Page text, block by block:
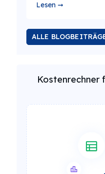
Lesen ➞
ALLE
Kostenrechner